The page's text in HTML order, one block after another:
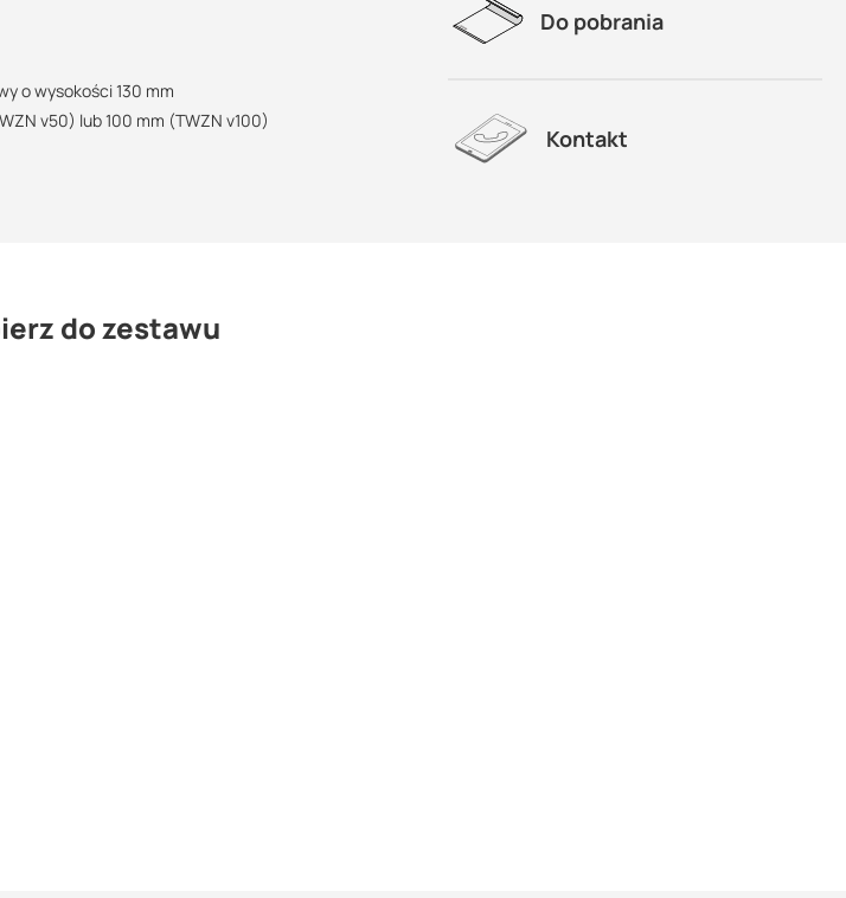
o wysokości 130 mm
v50) lub 100 mm (TWZN v100)
Do pobrania
Kontakt
do zestawu